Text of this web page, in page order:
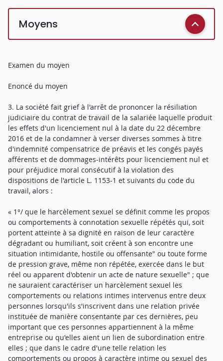
Moyens
Examen du moyen
Enoncé du moyen
3. La société fait grief à l'arrêt de prononcer la résiliation
judiciaire du contrat de travail de la salariée laquelle produit
les effets d'un licenciement nul à la date du 22 décembre
2016 et de la condamner à verser diverses sommes à titre
d'indemnité compensatrice de préavis et les congés payés
afférents et de dommages-intérêts pour licenciement nul et
pour préjudice moral consécutif à la violation des
dispositions de l'article L. 1153-1 et suivants du code du
travail, alors :
« 1°/ que le harcèlement sexuel se définit comme les propos
ou comportements à connotation sexuelle répétés qui, soit
portent atteinte à sa dignité en raison de leur caractère
dégradant ou humiliant, soit créent à son encontre une
situation intimidante, hostile ou offensante" ou toute forme
de pression grave, même non répétée, exercée dans le but
réel ou apparent d'obtenir un acte de nature sexuelle" ; que
ne sauraient caractériser un harcèlement sexuel les
comportements ou relations intimes intervenus entre deux
personnes lorsqu'ils s'inscrivent dans une relation privée
instituée de manière consentante par ces dernières, peu
important que ces personnes appartiennent à la même
entreprise ou qu'elles aient un lien de subordination entre
elles ; que dans le cadre d'une telle relation les
comportements ou propos à caractère intime ou sexuel des